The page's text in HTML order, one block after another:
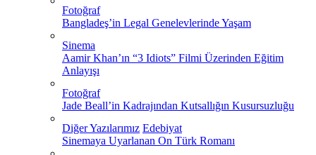
Fotoğraf
Bangladeş’in Legal Genelevlerinde Yaşam
Sinema
Aamir Khan’ın “3 Idiots” Filmi Üzerinden Eğitim
Anlayışı
Fotoğraf
Jade Beall’in Kadrajından Kutsallığın Kusursuzluğu
Diğer Yazılarımız Edebiyat
Sinemaya Uyarlanan On Türk Romanı